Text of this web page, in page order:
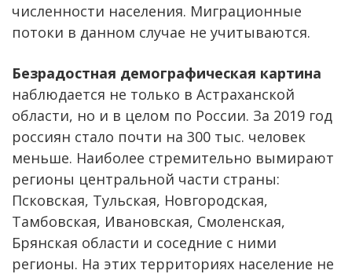
численности населения. Миграционные
потоки в данном случае не учитываются.
Безрадостная демографическая картина
наблюдается не только в Астраханской
области, но и в целом по России. За 2019 год
россиян стало почти на 300 тыс. человек
меньше. Наиболее стремительно вымирают
регионы центральной части страны:
Псковская, Тульская, Новгородская,
Тамбовская, Ивановская, Смоленская,
Брянская области и соседние с ними
регионы. На этих территориях население не